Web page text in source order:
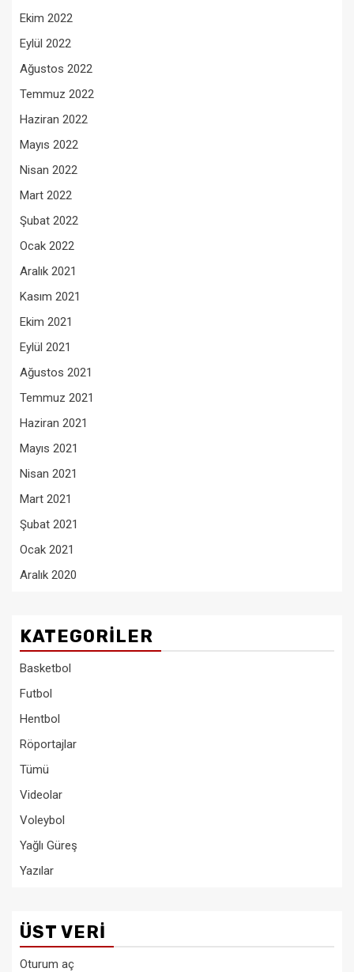
Ekim 2022
Eylül 2022
Ağustos 2022
Temmuz 2022
Haziran 2022
Mayıs 2022
Nisan 2022
Mart 2022
Şubat 2022
Ocak 2022
Aralık 2021
Kasım 2021
Ekim 2021
Eylül 2021
Ağustos 2021
Temmuz 2021
Haziran 2021
Mayıs 2021
Nisan 2021
Mart 2021
Şubat 2021
Ocak 2021
Aralık 2020
KATEGORILER
Basketbol
Futbol
Hentbol
Röportajlar
Tümü
Videolar
Voleybol
Yağlı Güreş
Yazılar
ÜST VERI
Oturum aç